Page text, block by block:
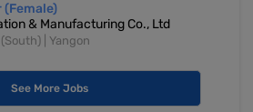
(Female)
& Manufacturing Co., Ltd
| Yangon
See More Jobs